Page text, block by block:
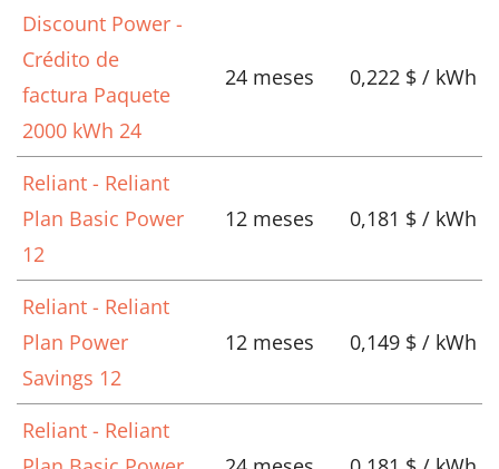
Discount Power -
Crédito de
factura Paquete
2000 kWh 24
24 meses 0,222 $ / kWh
Reliant - Reliant
Plan Basic Power
12
12 meses 0,181 $ / kWh
Reliant - Reliant
Plan Power
Savings 12
12 meses 0,149 $ / kWh
Reliant - Reliant